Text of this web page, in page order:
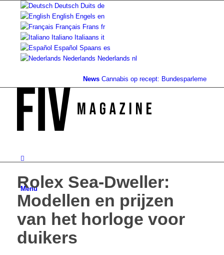
Deutsch Duits de
English Engels en
Français Frans fr
Italiano Italiaans it
Español Spaans es
Nederlands Nederlands nl
News Cannabis op recept: Bundesparlement schrapt
Menu
Rolex Sea-Dweller:
Modellen en prijzen
van het horloge voor
duikers